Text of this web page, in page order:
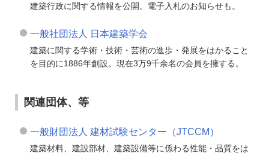
建築行政に関する情報を公開。電子入札のお知らせも。
一般社団法人 日本建築学会
建築に関する学術・技術・芸術の進歩・発展をはかること
を目的に1886年創設。現在3万9千余名の会員を擁する。
関連団体、等
一般財団法人 建材試験センター（JTCCM）
建築材料、建設部材、建築設備等に係わる性能・品質をは